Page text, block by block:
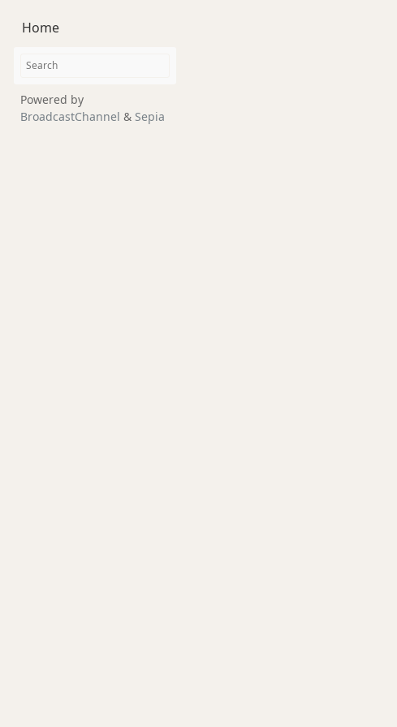
Home
Powered by
BroadcastChannel & Sepia